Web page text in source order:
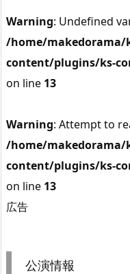
Warning: Undefined
/home/
content/plugins/ks-
on line 13
Warning: Attempt to
/home/
content/plugins/ks-
on line 13
広告
公演情報